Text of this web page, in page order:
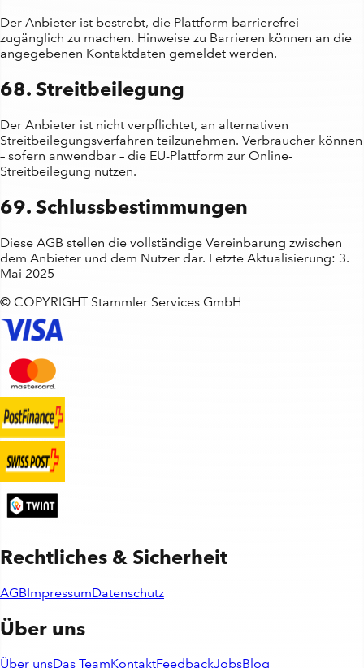
Der Anbieter ist bestrebt, die Plattform barrierefrei
zugänglich zu machen. Hinweise zu Barrieren können an die
angegebenen Kontaktdaten gemeldet werden.
68. Streitbeilegung
Der Anbieter ist nicht verpflichtet, an alternativen
Streitbeilegungsverfahren teilzunehmen. Verbraucher können
– sofern anwendbar – die EU-Plattform zur Online-
Streitbeilegung nutzen.
69. Schlussbestimmungen
Diese AGB stellen die vollständige Vereinbarung zwischen
dem Anbieter und dem Nutzer dar. Letzte Aktualisierung: 3.
Mai 2025
© COPYRIGHT Stammler Services GmbH
Rechtliches & Sicherheit
AGBImpressumDatenschutz
Über uns
Über unsDas TeamKontaktFeedbackJobsBlog